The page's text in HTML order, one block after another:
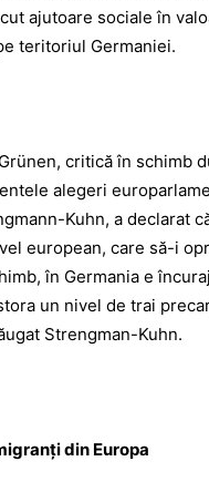
ajutoare sociale în
teritoriul Germaniei.
critică în schimb
alegeri
Kuhn, a declarat
european, care să-i
în Germania e
un nivel de trai
Strengman-Kuhn.
din Europa